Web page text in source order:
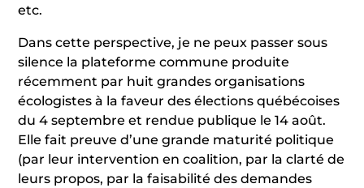
etc.
Dans cette perspective, je ne peux passer sous
silence la plateforme commune produite
récemment par huit grandes organisations
écologistes à la faveur des élections québécoises
du 4 septembre et rendue publique le 14 août.
Elle fait preuve d’une grande maturité politique
(par leur intervention en coalition, par la clarté de
leurs propos, par la faisabilité des demandes